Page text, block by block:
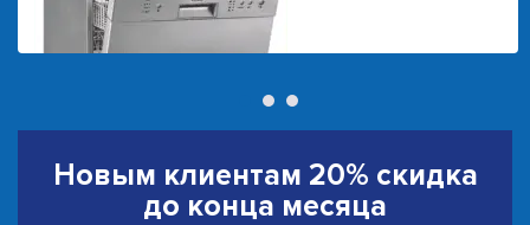
Новым клиентам 20% скидка
до конца месяца